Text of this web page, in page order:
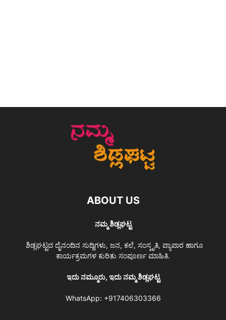
ABOUT US
ನಮ್ಮ ಶಿಡ್ಲಘಟ್ಟ
ಶಿಡ್ಲಘಟ್ಟದ ದೈನಂದಿನ ಸುದ್ದಿಗಳು, ಜನ, ಕಲೆ, ಸಂಸ್ಕೃತಿ, ವ್ಯಾಪಾರ ಹಾಗೂ
ಕಾರ್ಯಕ್ರಮಗಳ ಕುರಿತು ಸಂಪೂರ್ಣ ಮಾಹಿತಿ.
ಇದು ನಮ್ಮೂರು, ಇದು ನಮ್ಮ ಶಿಡ್ಲಘಟ್ಟ
WhatsApp: +917406303366